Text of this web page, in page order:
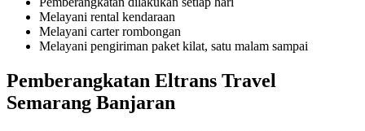
Melayani rental kendaraan
Melayani carter rombongan
Melayani pengiriman paket kilat, satu malam sampai
Pemberangkatan Eltrans Travel
Semarang Banjaran